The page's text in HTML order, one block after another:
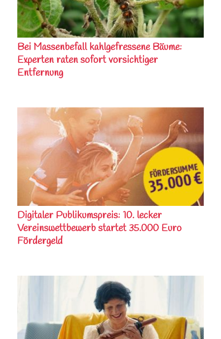
Bei Massenbefall kahlgefressene Bäume:
Experten raten sofort vorsichtiger
Entfernung
Digitaler Publikumspreis: 10. lecker
Vereinswettbewerb startet 35.000 Euro
Fördergeld